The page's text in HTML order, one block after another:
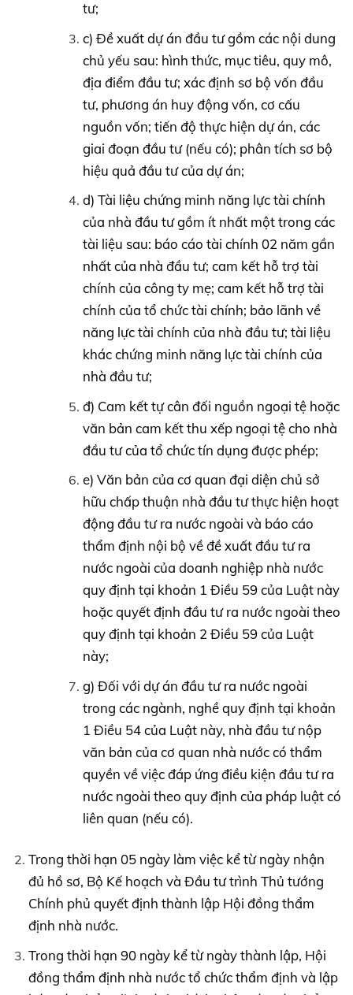
tư;
c) Đề xuất dự án đầu tư gồm các nội dung
chủ yếu sau: hình thức, mục tiêu, quy mô,
địa điểm đầu tư; xác định sơ bộ vốn đầu
tư, phương án huy động vốn, cơ cấu
nguồn vốn; tiến độ thực hiện dự án, các
giai đoạn đầu tư (nếu có); phân tích sơ bộ
hiệu quả đầu tư của dự án;
d) Tài liệu chứng minh năng lực tài chính
của nhà đầu tư gồm ít nhất một trong các
tài liệu sau: báo cáo tài chính 02 năm gần
nhất của nhà đầu tư; cam kết hỗ trợ tài
chính của công ty mẹ; cam kết hỗ trợ tài
chính của tổ chức tài chính; bảo lãnh về
năng lực tài chính của nhà đầu tư; tài liệu
khác chứng minh năng lực tài chính của
nhà đầu tư;
đ) Cam kết tự cân đối nguồn ngoại tệ hoặc
văn bản cam kết thu xếp ngoại tệ cho nhà
đầu tư của tổ chức tín dụng được phép;
e) Văn bản của cơ quan đại diện chủ sở
hữu chấp thuận nhà đầu tư thực hiện hoạt
động đầu tư ra nước ngoài và báo cáo
thẩm định nội bộ về đề xuất đầu tư ra
nước ngoài của doanh nghiệp nhà nước
quy định tại khoản 1 Điều 59 của Luật này
hoặc quyết định đầu tư ra nước ngoài theo
quy định tại khoản 2 Điều 59 của Luật
này;
g) Đối với dự án đầu tư ra nước ngoài
trong các ngành, nghề quy định tại khoản
1 Điều 54 của Luật này, nhà đầu tư nộp
văn bản của cơ quan nhà nước có thẩm
quyền về việc đáp ứng điều kiện đầu tư ra
nước ngoài theo quy định của pháp luật có
liên quan (nếu có).
Trong thời hạn 05 ngày làm việc kể từ ngày nhận
đủ hồ sơ, Bộ Kế hoạch và Đầu tư trình Thủ tướng
Chính phủ quyết định thành lập Hội đồng thẩm
định nhà nước.
Trong thời hạn 90 ngày kể từ ngày thành lập, Hội
đồng thẩm định nhà nước tổ chức thẩm định và lập